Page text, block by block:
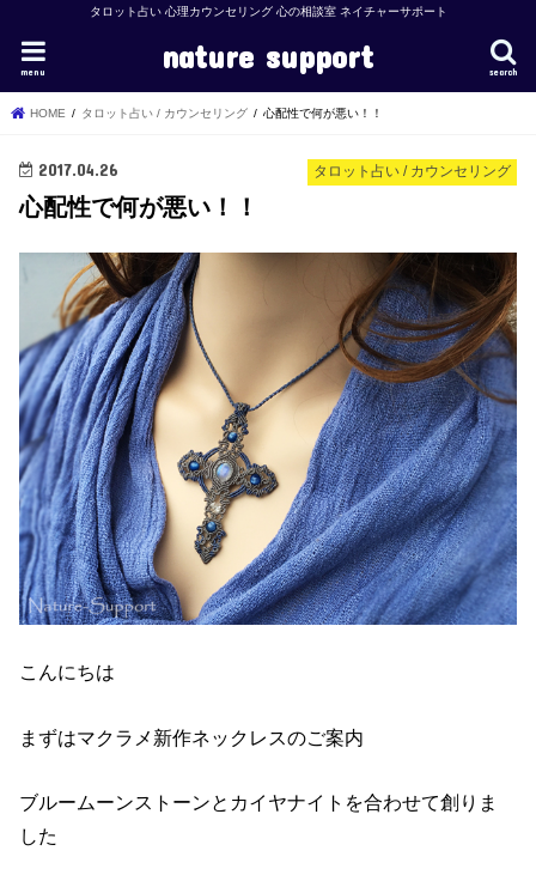
タロット占い 心理カウンセリング 心の相談室 ネイチャーサポート
nature support search
menu
HOME タロット占い / カウンセリング 心配性で何が悪い！！
タロット占い / カウンセリング
2017.04.26
心配性で何が悪い！！
こんにちは
まずはマクラメ新作ネックレスのご案内
ブルームーンストーンとカイヤナイトを合わせて創りま
した